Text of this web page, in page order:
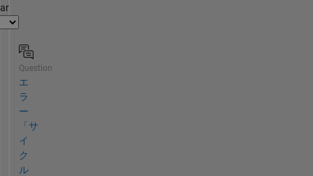
Question
エ
ラ
ー
「サ
イ
ク
ル